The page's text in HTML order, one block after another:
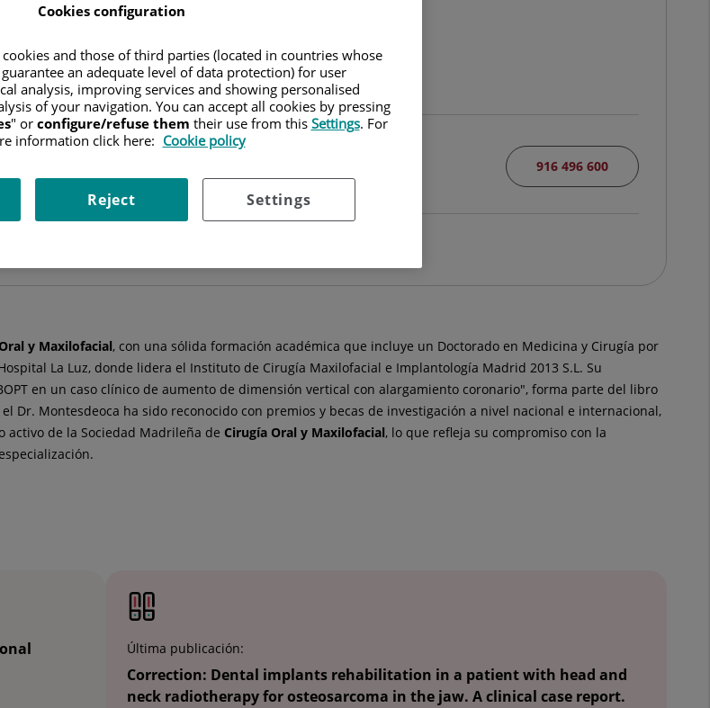
CIRUGÍA ORAL Y MAXILOFACIAL
916 496 600
y Maxilofacial, con una sólida formación académica que incluye un Doctorado en Medicina y Cirugía por
La Luz, donde lidera el Instituto de Cirugía Maxilofacial e Implantología Madrid 2013 S.L. Su
en un caso clínico de aumento de dimensión vertical con alargamiento coronario", forma parte del libro
Dr. Montesdeoca ha sido reconocido con premios y becas de investigación a nivel nacional e internacional,
activo de la Sociedad Madrileña de Cirugía Oral y Maxilofacial, lo que refleja su compromiso con la
Última publicación:
Correction: Dental implants rehabilitation in a patient with head and
neck radiotherapy for osteosarcoma in the jaw. A clinical case report.
Cookies configuration
and those of third parties (located in countries whose
an adequate level of data protection) for user
analysis, improving services and showing personalised
of your navigation. You can accept all cookies by pressing
" or configure/refuse them their use from this Settings. For
information click here: Cookie policy
Settings
Reject